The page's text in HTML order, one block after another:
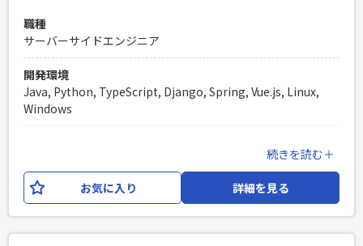
職種
サーバーサイドエンジニア
開発環境
Java, Python, TypeScript, Django, Spring, Vue.js, Linux,
Windows
公共及び独自データを取得するAPIを使用し、取得したデータ
の内容や 集計結果を地図上に表示したり帳票を作成するWEB
システムの設計及び 開発を行って頂きます。 【作業役割】弊
続きを読む＋
お気に入り 詳細を見る